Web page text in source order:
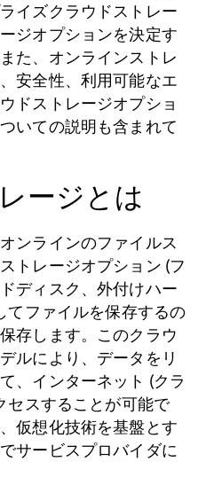
イズクラウドストレー
ジオプションを決定す
た、オンラインストレ
安全性、利用可能なエ
ドストレージオプショ
いての説明も含まれて
ージとは
ンラインのファイルス
トレージオプション (フ
ディスク、外付けハー
てファイルを保存するの
存します。このクラウ
ルにより、データをリ
、インターネット (クラ
セスすることが可能で
仮想化技術を基盤とす
サービスプロバイダに